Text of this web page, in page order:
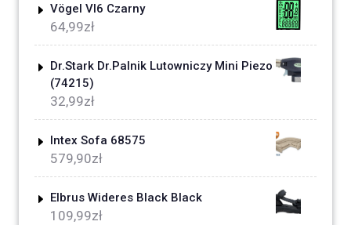
Vögel Vl6 Czarny
64,99zł
Dr.Stark Dr.Palnik Lutowniczy Mini Piezo
(74215)
32,99zł
Intex Sofa 68575
579,90zł
Elbrus Wideres Black Black
109,99zł